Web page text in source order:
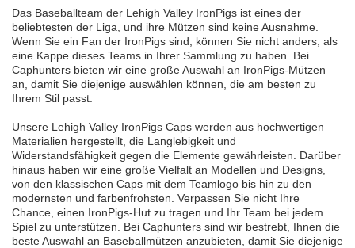
Das Baseballteam der Lehigh Valley IronPigs ist eines der
beliebtesten der Liga, und ihre Mützen sind keine Ausnahme.
Wenn Sie ein Fan der IronPigs sind, können Sie nicht anders, als
eine Kappe dieses Teams in Ihrer Sammlung zu haben. Bei
Caphunters bieten wir eine große Auswahl an IronPigs-Mützen
an, damit Sie diejenige auswählen können, die am besten zu
Ihrem Stil passt.
Unsere Lehigh Valley IronPigs Caps werden aus hochwertigen
Materialien hergestellt, die Langlebigkeit und
Widerstandsfähigkeit gegen die Elemente gewährleisten. Darüber
hinaus haben wir eine große Vielfalt an Modellen und Designs,
von den klassischen Caps mit dem Teamlogo bis hin zu den
modernsten und farbenfrohsten. Verpassen Sie nicht Ihre
Chance, einen IronPigs-Hut zu tragen und Ihr Team bei jedem
Spiel zu unterstützen. Bei Caphunters sind wir bestrebt, Ihnen die
beste Auswahl an Baseballmützen anzubieten, damit Sie diejenige